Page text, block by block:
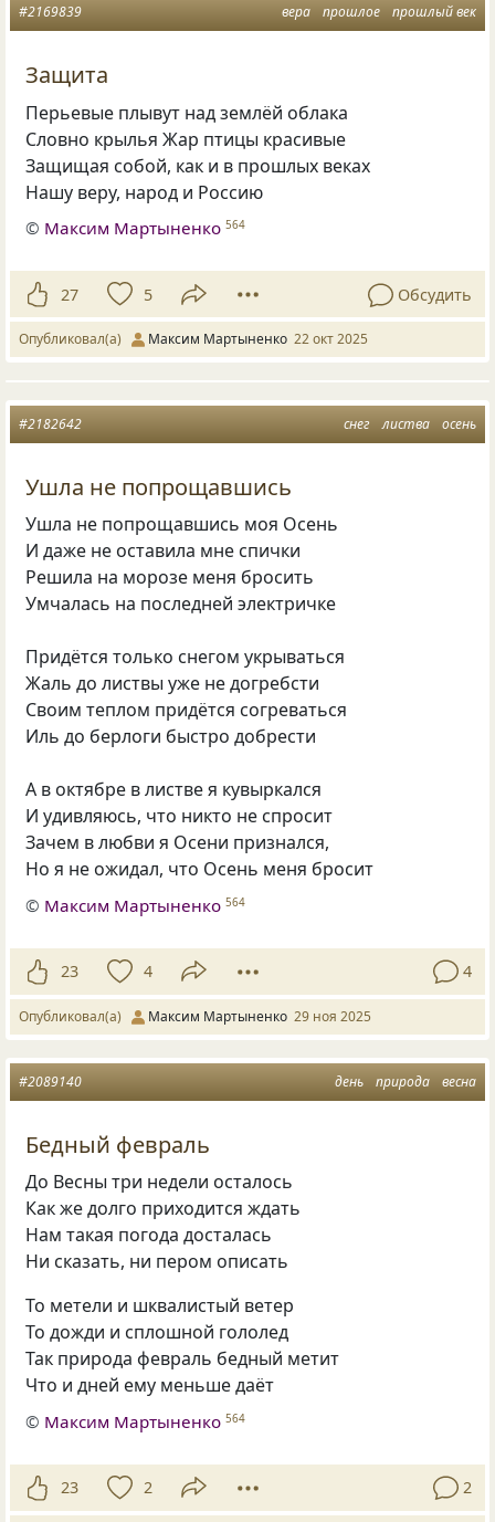
вера прошлое прошлый век
#2169839
Защита
Перьевые плывут над землёй облака
Словно крылья Жар птицы красивые
Защищая собой, как и в прошлых веках
Нашу веру, народ и Россию
© Максим Мартыненко 564
27 5 Обсудить
Опубликовал(а) Максим Мартыненко 22 окт 2025
снег листва осень
#2182642
Ушла не попрощавшись
Ушла не попрощавшись моя Осень
И даже не оставила мне спички
Решила на морозе меня бросить
Умчалась на последней электричке
Придётся только снегом укрываться
Жаль до листвы уже не догребсти
Своим теплом придётся согреваться
Иль до берлоги быстро добрести
А в октябре в листве я кувыркался
И удивляюсь, что никто не спросит
Зачем в любви я Осени признался,
Но я не ожидал, что Осень меня бросит
© Максим Мартыненко 564
23 4 4
Опубликовал(а) Максим Мартыненко 29 ноя 2025
день природа весна
#2089140
Бедный февраль
До Весны три недели осталось
Как же долго приходится ждать
Нам такая погода досталась
Ни сказать, ни пером описать
То метели и шквалистый ветер
То дожди и сплошной гололед
Так природа февраль бедный метит
Что и дней ему меньше даёт
© Максим Мартыненко 564
23 2 2